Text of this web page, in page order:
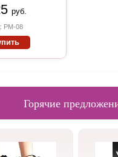
руб.
PM-08
Горячие